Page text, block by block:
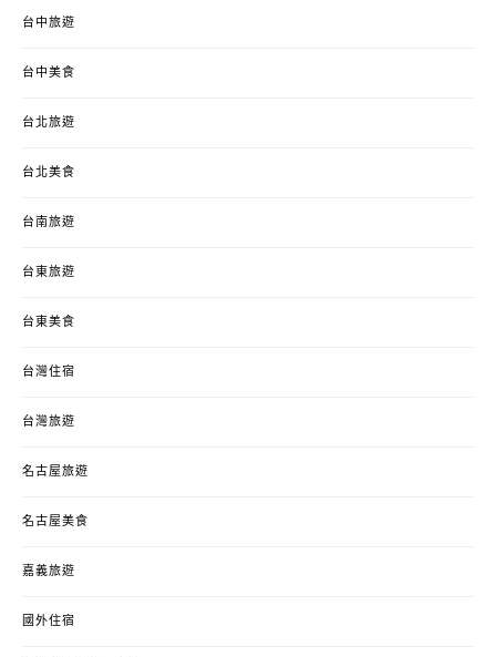
台中旅遊
台中美食
台北旅遊
台北美食
台南旅遊
台東旅遊
台東美食
台灣住宿
台灣旅遊
名古屋旅遊
名古屋美食
嘉義旅遊
國外住宿